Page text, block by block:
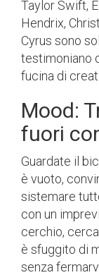
Taylor Swift,
Hendrix,
Cyrus sono
testimoniano
fucina di
Mood:
fuori
Guardate il
è vuoto,
sistemare
con un
cerchio,
è sfuggito di
senza